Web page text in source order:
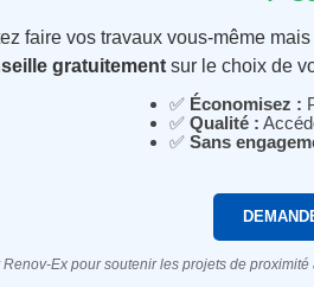
faire vos travaux vous-même
gratuitement sur le choix de
✅ Économisez :
✅ Qualité :
✅ Sans
Ex pour soutenir les projets de proximité